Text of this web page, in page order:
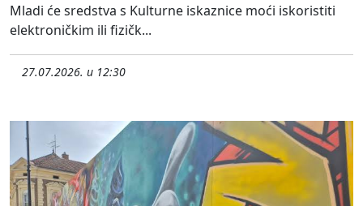
Mladi će sredstva s Kulturne iskaznice moći iskoristiti
elektroničkim ili fizičk...
27.07.2026. u 12:30